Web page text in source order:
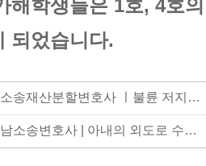
해학생들은 1호, 4호의
되었습니다.
수원이혼소송재산분할변호사 ㅣ불륜 저지른 배우자와 이혼소....
수원상간남소송변호사 | 아내의 외도로 수원상간남소송변호....